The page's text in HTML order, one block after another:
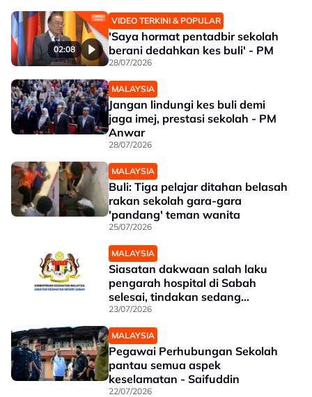
02:08
VIDEO TERKINI & POPULAR
'Saya hormat pentadbir sekolah
berani dedahkan kes buli' - PM
28/07/2026
MALAYSIA
Jangan lindungi kes buli demi
jaga imej, prestasi sekolah - PM
Anwar
28/07/2026
MALAYSIA
Buli: Tiga pelajar ditahan belasah
rakan sekolah gara-gara
'pandang' teman wanita
25/07/2026
MALAYSIA
Siasatan dakwaan salah laku
pengarah hospital di Sabah
selesai, tindakan sedang
dilaksanakan
23/07/2026
MALAYSIA
Pegawai Perhubungan Sekolah
pantau semua aspek
keselamatan - Saifuddin
22/07/2026